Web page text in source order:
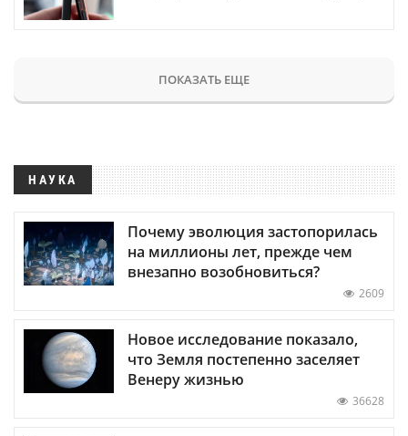
ПОКАЗАТЬ ЕЩЕ
НАУКА
Почему эволюция застопорилась
на миллионы лет, прежде чем
внезапно возобновиться?
2609
Новое исследование показало,
что Земля постепенно заселяет
Венеру жизнью
36628